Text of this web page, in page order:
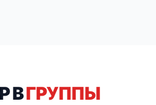
ВГРУППЫ